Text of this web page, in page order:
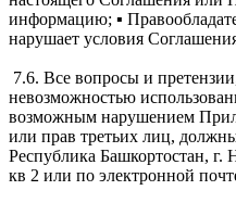
информацию; ▪
нарушает условия
7.6. Все вопросы и
невозможностью
возможным нарушением
или прав третьих лиц,
Республика Башкортостан,
кв 2 или по электронной